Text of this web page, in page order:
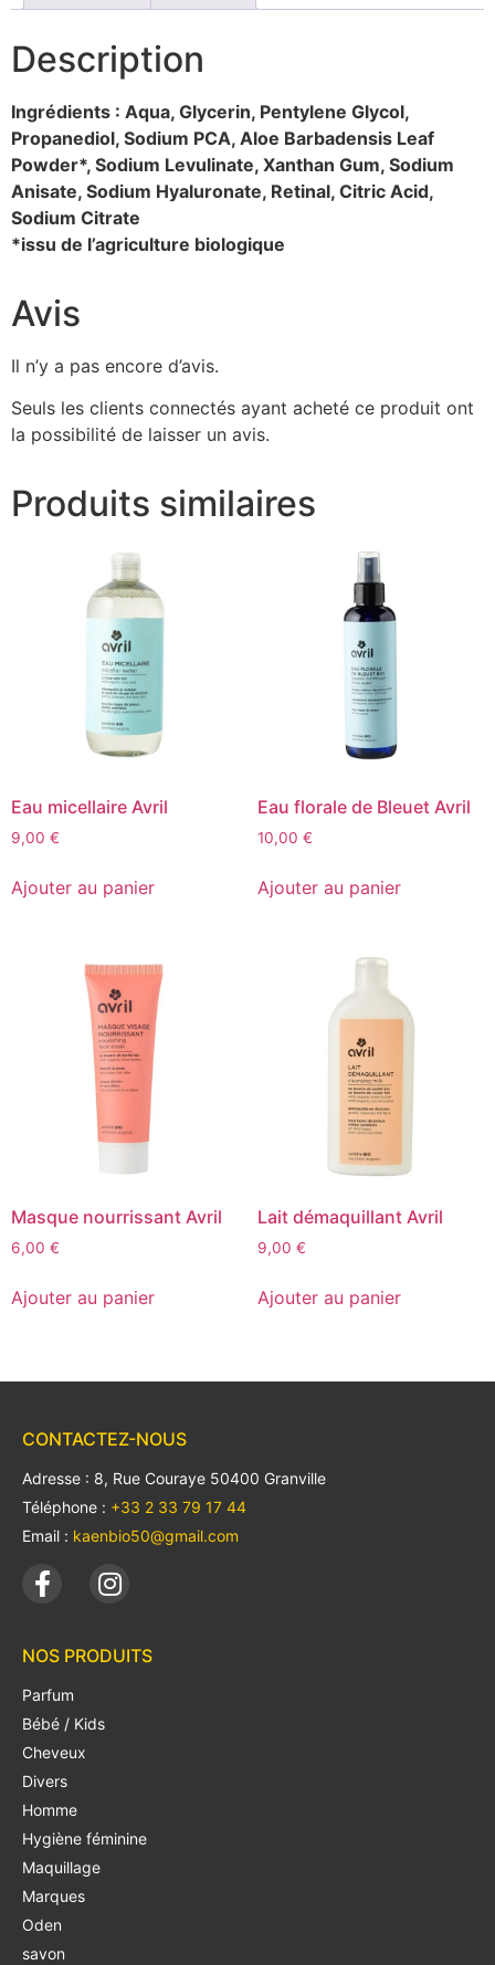
Description
Ingrédients : Aqua, Glycerin, Pentylene Glycol,
Propanediol, Sodium PCA, Aloe Barbadensis Leaf
Powder*, Sodium Levulinate, Xanthan Gum, Sodium
Anisate, Sodium Hyaluronate, Retinal, Citric Acid,
Sodium Citrate
*issu de l’agriculture biologique
Avis
Il n’y a pas encore d’avis.
Seuls les clients connectés ayant acheté ce produit ont
la possibilité de laisser un avis.
Produits similaires
Eau micellaire Avril
9,00 €
Ajouter au panier
Eau florale de Bleuet Avril
10,00 €
Ajouter au panier
Masque nourrissant Avril
6,00 €
Ajouter au panier
Lait démaquillant Avril
9,00 €
Ajouter au panier
CONTACTEZ-NOUS
Adresse : 8, Rue Couraye 50400 Granville
Téléphone : +33 2 33 79 17 44
Email : kaenbio50@gmail.com
NOS PRODUITS
Parfum
Bébé / Kids
Cheveux
Divers
Homme
Hygiène féminine
Maquillage
Marques
Oden
savon